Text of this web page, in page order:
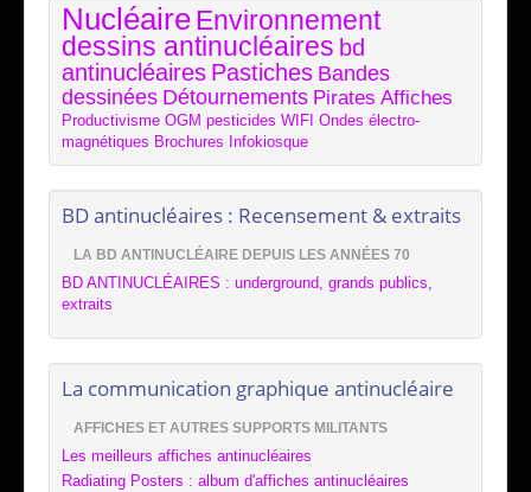
NucléaireEnvironnement
dessins antinucléaires bd
antinucléaires Pastiches Bandes
dessinées Détournements Pirates Affiches
Productivisme OGM pesticides WIFI Ondes électro-
magnétiques Brochures Infokiosque
BD antinucléaires : Recensement & extraits
LA BD ANTINUCLÉAIRE DEPUIS LES ANNÉES 70
BD ANTINUCLÉAIRES : underground, grands publics,
extraits
La communication graphique antinucléaire
AFFICHES ET AUTRES SUPPORTS MILITANTS
Les meilleurs affiches antinucléaires
Radiating Posters : album d'affiches antinucléaires